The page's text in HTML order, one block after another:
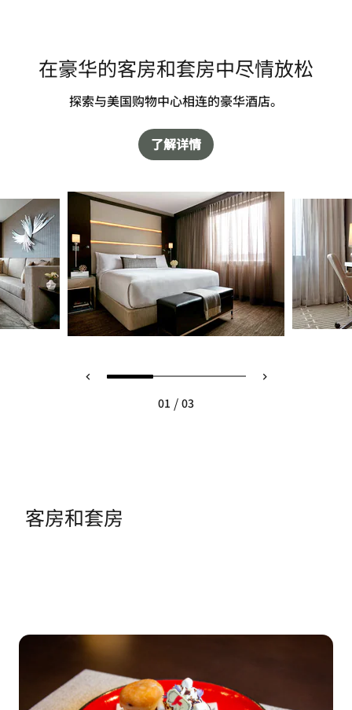
在豪华的客房和套房中尽情放松
探索与美国购物中心相连的豪华酒店。
了解详情
01 / 03
客房和套房